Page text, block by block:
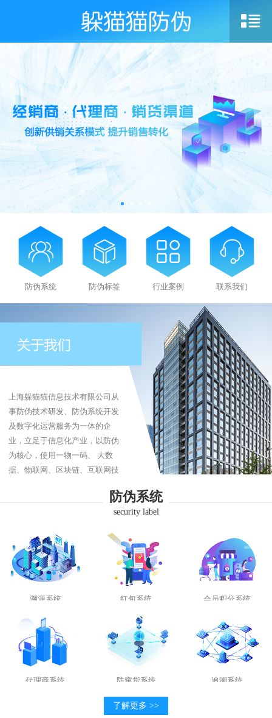
防伪系统 防伪标签 行业案例 联系我们
上海躲猫猫信息技术有限公司从
事防伪技术研发、防伪系统开发
及数字化运营服务为一体的企
业，立足于信息化产业，以防伪
为核心，使用一物一码、 大数
据、物联网、区块链、互联网技
防窜货、追溯系统、商品溯源、防伪系统
security label
溯源系统 红包系统 会员积分系统
代理商系统 防窜货系统 追溯系统
了解更多 >>